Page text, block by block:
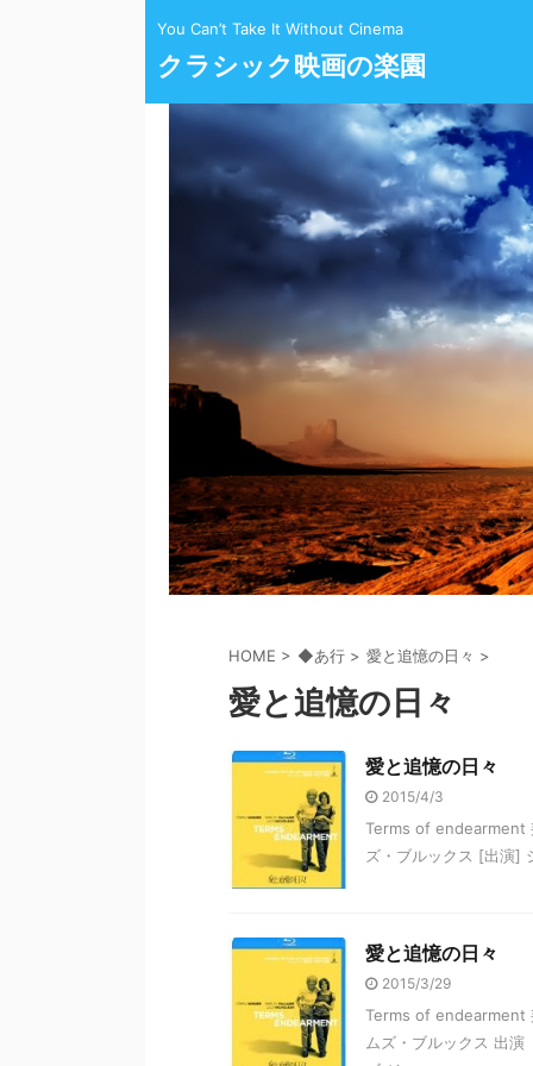
You Can’t Take It Without Cinema
クラシック映画の楽園
HOME > ◆あ行 > 愛と追憶の日々 >
愛と追憶の日々
愛と追憶の日々
2015/4/3
Terms of endearment
ズ・ブルックス [出演]
愛と追憶の日々
2015/3/29
Terms of endearment
ムズ・ブルックス 出